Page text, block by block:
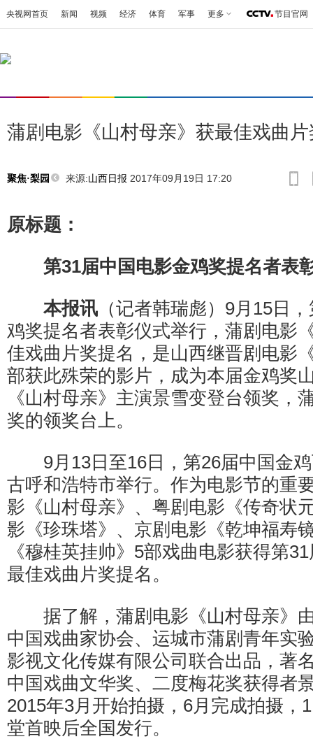
央视网首页 新闻 视频 经济 体育 军事 更多 节目官网
蒲剧电影《山村母亲》获最佳戏曲
聚焦·梨园 来源:山西日报 2017年09月19日 17:20
原标题：
第31届中国电影金鸡奖提名者表
本报讯 （记者韩瑞彪）9月15日
鸡奖提名者表彰仪式举行，蒲剧电影
佳戏曲片奖提名，是山西继晋剧电影
部获此殊荣的影片，成为本届金鸡奖
《山村母亲》主演景雪变登台领奖，
奖的领奖台上。
9月13日至16日，第26届中国金鸡
古呼和浩特市举行。作为电影节的重
影《山村母亲》、粤剧电影《传奇状
影《珍珠塔》、京剧电影《乾坤福寿
《穆桂英挂帅》5部戏曲电影获得第
最佳戏曲片奖提名。
据了解，蒲剧电影《山村母亲》
中国戏曲家协会、运城市蒲剧青年实
影视文化传媒有限公司联合出品，著
中国戏曲文华奖、二度梅花奖获得者
2015年3月开始拍摄，6月完成拍摄，
堂首映后全国发行。